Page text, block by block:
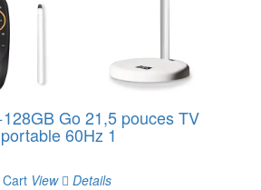
Go 21,5 pouces TV
60Hz 1
View Details